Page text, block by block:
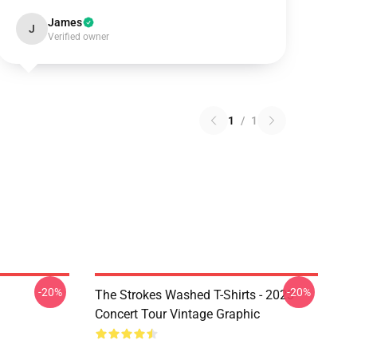
J James
Verified owner
1 / 1
-20%
The Strokes Washed T-Shirts - 2023
Concert Tour Vintage Graphic
-20%